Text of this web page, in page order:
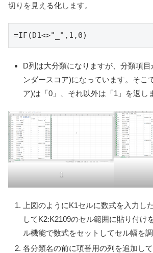
切りを見える化します。
=IF(D1<>"_",1,0)
D列は大分類になりますが、分類項目
ンダースコア)になっています。そこ
ア)は「0」、それ以外は「1」を返し
1
上図のようにK1セルに数式を入力し
してK2:K2109のセル範囲に貼り付け
ル機能で数式をセットしてセル幅を調
各分類名の前に項番用の列を追加し